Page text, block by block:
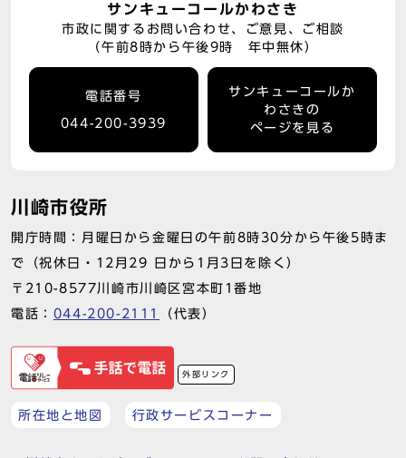
サンキューコールかわさき
市政に関するお問い合わせ、ご意見、ご相談
（午前8時から午後9時 年中無休）
電話番号
044-200-3939
サンキューコールか
わさきの
ページを見る
川崎市役所
開庁時間：月曜日から金曜日の午前8時30分から午後5時ま
で（祝休日・12月29 日から1月3日を除く）
〒210-8577川崎市川崎区宮本町1番地
電話： 044-200-2111 （代表）
外部リンク
所在地と地図 行政サービスコーナー